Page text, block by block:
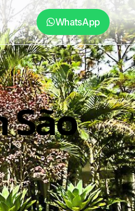
WhatsApp
São